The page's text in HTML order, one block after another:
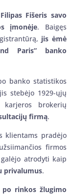
Filipas Fišeris savo
įmonėje. Baigęs
jis ėmė
Paris” banko
banko statistikos
stebėjo 1929-ųjų
brokerių
firmą.
klientams pradėjo
firmos
atrodyti kaip
privalumus.
rinkos žlugimo